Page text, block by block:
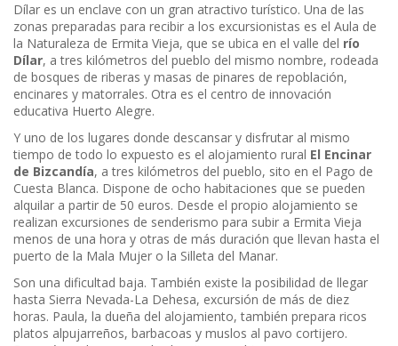
Dílar es un enclave con un gran atractivo turístico. Una de las
zonas preparadas para recibir a los excursionistas es el Aula de
la Naturaleza de Ermita Vieja, que se ubica en el valle del río
Dílar, a tres kilómetros del pueblo del mismo nombre, rodeada
de bosques de riberas y masas de pinares de repoblación,
encinares y matorrales. Otra es el centro de innovación
educativa Huerto Alegre.
Y uno de los lugares donde descansar y disfrutar al mismo
tiempo de todo lo expuesto es el alojamiento rural El Encinar
de Bizcandía, a tres kilómetros del pueblo, sito en el Pago de
Cuesta Blanca. Dispone de ocho habitaciones que se pueden
alquilar a partir de 50 euros. Desde el propio alojamiento se
realizan excursiones de senderismo para subir a Ermita Vieja
menos de una hora y otras de más duración que llevan hasta el
puerto de la Mala Mujer o la Silleta del Manar.
Son una dificultad baja. También existe la posibilidad de llegar
hasta Sierra Nevada-La Dehesa, excursión de más de diez
horas. Paula, la dueña del alojamiento, también prepara ricos
platos alpujarreños, barbacoas y muslos al pavo cortijero.